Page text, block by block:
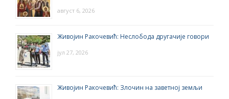
август 6, 2026
Живојин Ракочевић: Неслобода другачије говори
јул 27, 2026
Живојин Ракочевић: Злочин на заветној земљи